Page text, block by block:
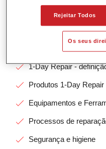
Conteúdo do curso:
1-Day Repair -
Produtos 1-Day Repair
Equipamentos e
Processos de
Segurança e higiene
Rejeitar Todos
Os seus